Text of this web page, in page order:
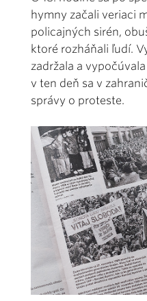
hymny začali veriaci
policajných sirén,
ktoré rozháňali ľudí.
zadržala a
v ten deň sa v
správy o proteste.